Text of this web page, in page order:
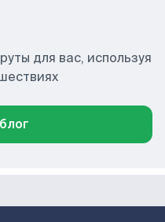
для вас, используя